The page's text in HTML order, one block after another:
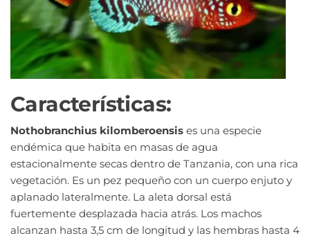
Características:
Nothobranchius kilomberoensis es una especie
endémica que habita en masas de agua
estacionalmente secas dentro de Tanzania, con una rica
vegetación. Es un pez pequeño con un cuerpo enjuto y
aplanado lateralmente. La aleta dorsal está
fuertemente desplazada hacia atrás. Los machos
alcanzan hasta 3,5 cm de longitud y las hembras hasta 4